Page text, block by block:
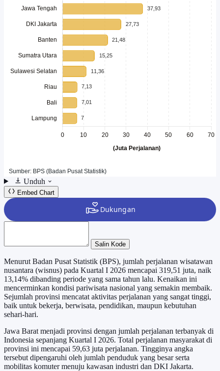
Unduh
Embed Chart
Salin Kode
Menurut Badan Pusat Statistik (BPS), jumlah perjalanan wisatawan
nusantara (wisnus) pada Kuartal I 2026 mencapai 319,51 juta, naik
13,14% dibanding periode yang sama tahun lalu. Kenaikan ini
mencerminkan kondisi pariwisata nasional yang semakin membaik.
Sejumlah provinsi mencatat aktivitas perjalanan yang sangat tinggi,
baik untuk bekerja, berwisata, pendidikan, maupun kebutuhan
sehari-hari.
Jawa Barat menjadi provinsi dengan jumlah perjalanan terbanyak di
Indonesia sepanjang Kuartal I 2026. Total perjalanan masyarakat di
provinsi ini mencapai 59,63 juta perjalanan. Tingginya angka
tersebut dipengaruhi oleh jumlah penduduk yang besar serta
mobilitas komuter menuju kawasan industri dan DKI Jakarta.